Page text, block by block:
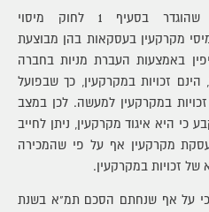
"איגוד מקרקעין" הוא מושג שהוגדר בסעיף 1 לחוק מיסוי
מקרקעין בעסקאות בהן מבוצעת
באמצעות העברת מניות בחברה
הינם זכויות במקרקעין, כך שבפועל
במקרקעין למעשה. לכן במצב
היא איגוד מקרקעין, ניתן לחייב
מקרקעין אף על פי שהמכירה
זכויות במקרקעין.
כי על אף שנחתם הסכם תמ"א בשנת